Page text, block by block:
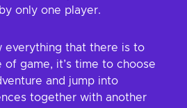
only one player.
everything that there is to
game, it’s time to choose
and jump into
together with another